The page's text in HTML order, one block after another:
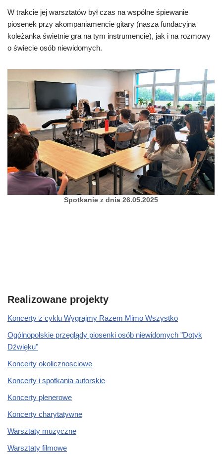
W trakcie jej warsztatów był czas na wspólne śpiewanie
piosenek przy akompaniamencie gitary (nasza fundacyjna
koleżanka świetnie gra na tym instrumencie), jak i na rozmowy
o świecie osób niewidomych.
Spotkanie z dnia 26.05.2025
Realizowane projekty
Koncerty z cyklu Wygrajmy Razem Mimo Wszystko
Ogólnopolskie przeglądy piosenki osób niewidomych "Dotyk
Dźwięku"
Koncerty okolicznosciowe
Koncerty i spotkania autorskie
Koncerty plenerowe
Koncerty charytatywne
Warsztaty muzyczne
Warsztaty filmowe